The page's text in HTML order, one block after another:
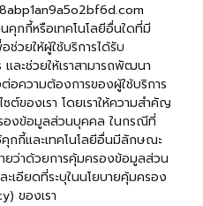
นคุกกี้หรือเทคโนโลยีอื่นใดที่มี
วยให้ผู้ใช้บริการได้รับ
ละช่วยให้เราสามารถพัฒนา
ความต้องการของผู้ใช้บริการ
ต์ของเรา โดยเราให้ความสำคัญ
องข้อมูลส่วนบุคคล ในกรณีที่
กกี้และเทคโนโลยีอื่นมีลักษณะ
ว่าด้วยการคุ้มครองข้อมูลส่วน
ะเอียดที่ระบุในนโยบายคุ้มครอง
ของเรา